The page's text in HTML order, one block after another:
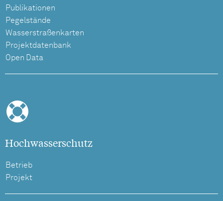
Publikationen
Pegelstände
Wasserstraßenkarten
Projektdatenbank
Open Data
Hochwasserschutz
Betrieb
Projekt